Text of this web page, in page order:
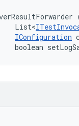
List<
IConfiguration
boolean